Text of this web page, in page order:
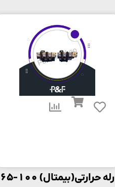
رله حرارتی(بیمتال) 100-65